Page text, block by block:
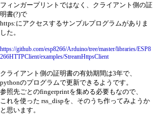
フィンガープリントではなく、クライアント側の証
明書(?)で
https:にアクセスするサンプルプログラムがありま
した。
https://github.com/esp8266/Arduino/tree/master/libraries/ESP8
266HTTPClient/examples/StreamHttpsClient
クライアント側の証明書の有効期間は3年で、
pythonのプログラムで更新できるようです。
参照先ごとのfingerprintを集める必要もなので、
これを使った rss_dispを、そのうち作ってみようか
と思います。